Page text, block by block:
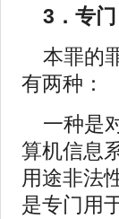
3．专门
本罪的
有两种：
一种是
算机信息
用途非法
是专门用